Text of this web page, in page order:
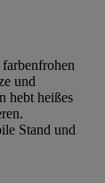
und
hebt heißes
Stand und